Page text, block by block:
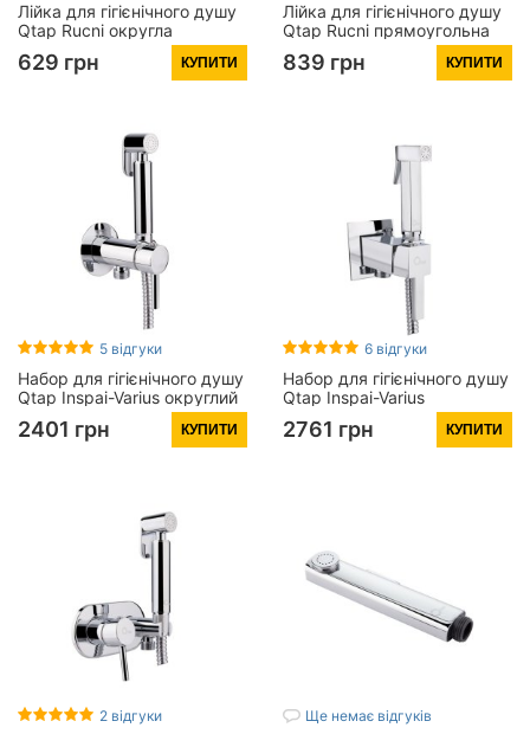
Лійка для гігієнічного душу
Qtap Rucni округла
QTCRMB020 Chrome (Bidet)
629 грн КУПИТИ
Лійка для гігієнічного душу
Qtap Rucni прямоугольна
QTCRMB120 Chrome (Bidet)
839 грн КУПИТИ
5 відгуки
Набор для гігієнічного душу
Qtap Inspai-Varius округлий
QTINSVARCRMV00440001
Chrome
2401 грн КУПИТИ
6 відгуки
Набор для гігієнічного душу
Qtap Inspai-Varius
прямокутний
QTINSVARCRMV00440201
2761 грн КУПИТИ
2 відгуки Ще немає відгуків